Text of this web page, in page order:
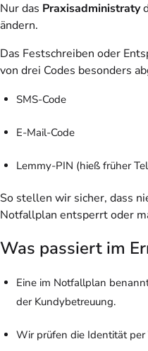
Nur das Praxisadministraty
ändern.
Das Festschreiben oder
von drei Codes besonders
SMS-Code
E-Mail-Code
Lemmy-PIN (hieß früher
So stellen wir sicher, dass
Notfallplan entsperrt oder
Was passiert im
Eine im Notfallplan
der Kundybetreuung.
Wir prüfen die Identität